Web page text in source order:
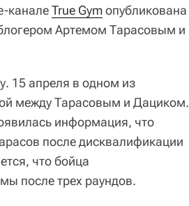
каналеTrue Gymопубликована
Артемом Тарасовым и
15 апреля в одном из
между Тарасовым и Дациком.
информация, что
после дисквалификации
что бойца
после трех раундов.